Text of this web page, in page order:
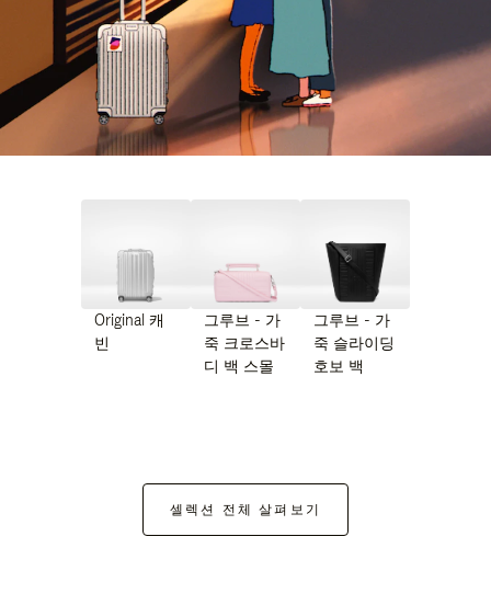
Original 캐
빈
그루브 - 가
죽 크로스바
디 백 스몰
그루브 - 가
죽 슬라이딩
호보 백
셀렉션 전체 살펴보기